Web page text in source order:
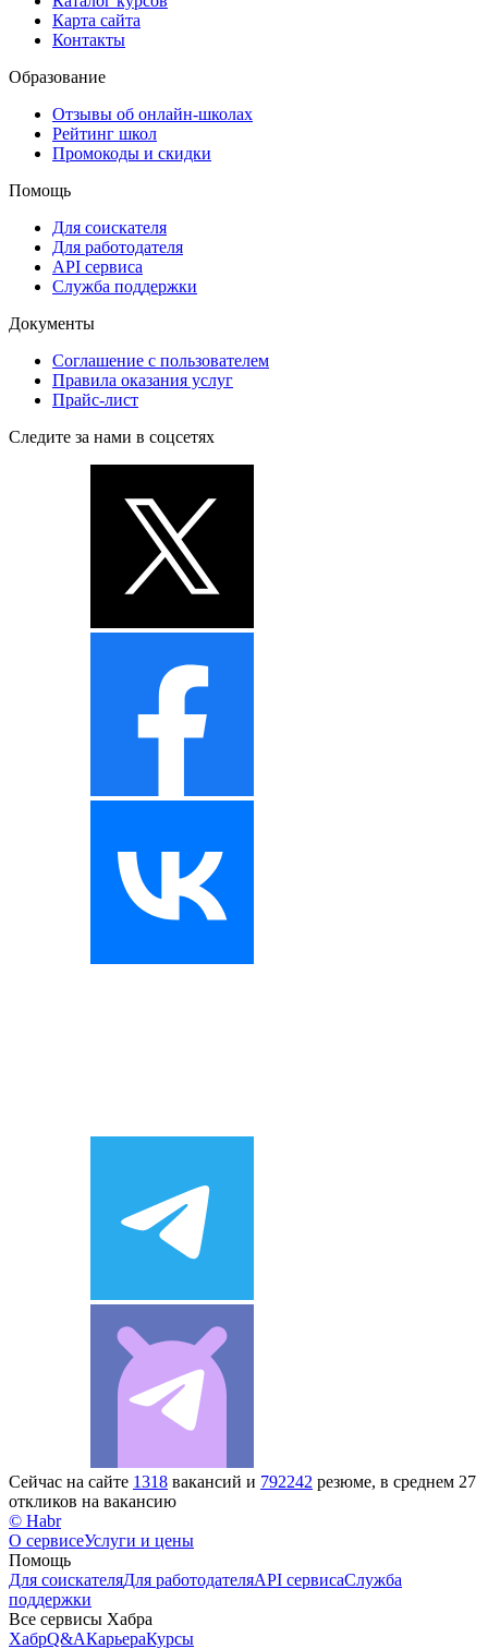
Карта сайта
Контакты
Образование
Отзывы об онлайн-школах
Рейтинг школ
Промокоды и скидки
Помощь
Для соискателя
Для работодателя
API сервиса
Служба поддержки
Документы
Соглашение с пользователем
Правила оказания услуг
Прайс-лист
Следите за нами в соцсетях
Сейчас на сайте 1318 вакансий и 792242 резюме, в среднем 27
откликов на вакансию
© Habr
О сервисеУслуги и цены
Помощь
Для соискателяДля работодателяAPI сервисаСлужба
поддержки
Все сервисы Хабра
ХабрQ&AКарьераКурсы